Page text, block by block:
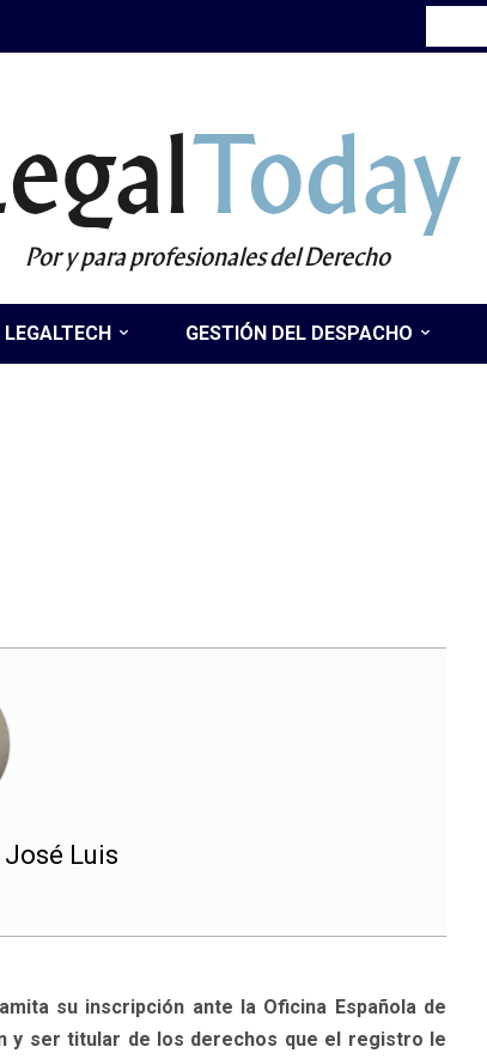
Today
Por y para profesionales del Derecho
LEGALTECH GESTIÓN DEL DESPACHO
José Luis
su inscripción ante la Oficina Española de
y ser titular de los derechos que el registro le